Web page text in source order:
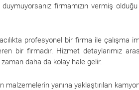
firmamızın vermiş
profesyonel bir firma ile çalışma
bir firmadır. Hizmet detaylarımız
daha da kolay hale gelir.
yanına yaklaştırılan